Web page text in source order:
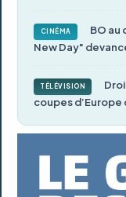
CINÉMA
BO au
New Day"
TÉLÉVISION
coupes